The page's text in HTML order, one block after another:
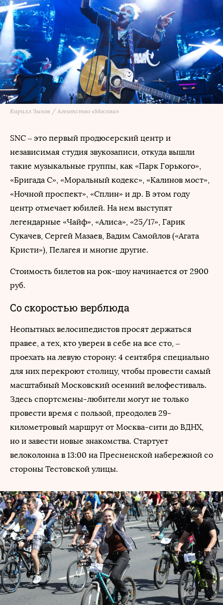
Кирилл Зыков / Агентство «Москва»
SNC – это первый продюсерский центр и
независимая студия звукозаписи, откуда вышли
такие музыкальные группы, как «Парк Горького»,
«Бригада С», «Моральный кодекс», «Калинов мост»,
«Ночной проспект», «Сплин» и др. В этом году
центр отмечает юбилей. На нем выступят
легендарные «Чайф», «Алиса», «25/17», Гарик
Сукачев, Сергей Мазаев, Вадим Самойлов («Агата
Кристи»), Пелагея и многие другие.
Стоимость билетов на рок-шоу начинается от 2900
руб.
Со скоростью верблюда
Неопытных велосипедистов просят держаться
правее, а тех, кто уверен в себе на все сто, –
проехать на левую сторону: 4 сентября специально
для них перекроют столицу, чтобы провести самый
масштабный Московский осенний велофестиваль.
Здесь спортсмены-любители могут не только
провести время с пользой, преодолев 29-
километровый маршрут от Москва-сити до ВДНХ,
но и завести новые знакомства. Стартует
велоколонна в 13:00 на Пресненской набережной со
стороны Тестовской улицы.